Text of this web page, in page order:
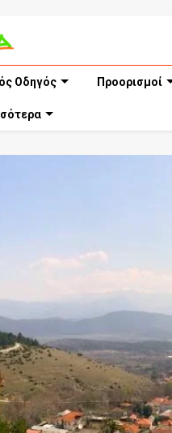
Οδηγός Προορισμοί